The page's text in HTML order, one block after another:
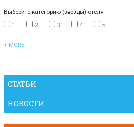
Выберите категорию (звезды) отеля
1 2 3 4 5
+ MORE
СТАТЬИ
НОВОСТИ